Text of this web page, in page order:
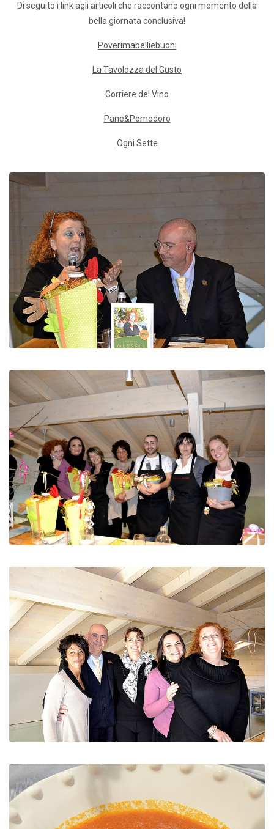
Di seguito i link agli articoli che raccontano ogni momento della
bella giornata conclusiva!
Poverimabelliebuoni
La Tavolozza del Gusto
Corriere del Vino
Pane&Pomodoro
Ogni Sette